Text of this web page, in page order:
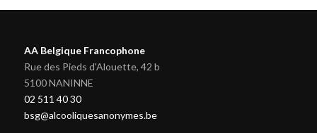
AA Belgique Francophone
Rue des Pieds d'Alouette, 42 b
5100 NANINNE
02 511 40 30
bsg@alcooliquesanonymes.be